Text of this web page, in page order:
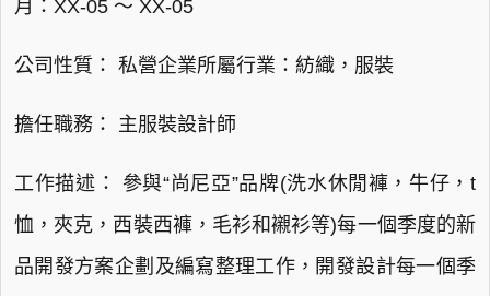
月：XX-05 ～ XX-05
公司性質： 私營企業所屬行業：紡織，服裝
擔任職務： 主服裝設計師
工作描述： 參與“尚尼亞”品牌(洗水休閒褲，牛仔，t
恤，夾克，西裝西褲，毛衫和襯衫等)每一個季度的新
品開發方案企劃及編寫整理工作，開發設計每一個季